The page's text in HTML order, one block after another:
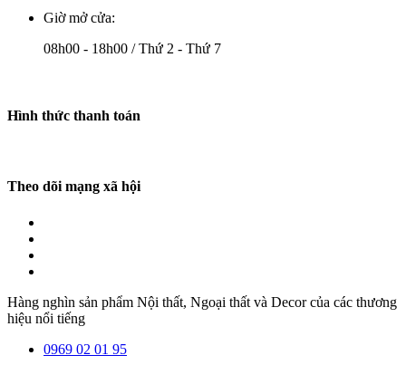
Giờ mở cửa:
08h00 - 18h00 / Thứ 2 - Thứ 7
Hình thức thanh toán
Theo dõi mạng xã hội
Hàng nghìn sản phẩm Nội thất, Ngoại thất và Decor của các thương
hiệu nổi tiếng
0969 02 01 95